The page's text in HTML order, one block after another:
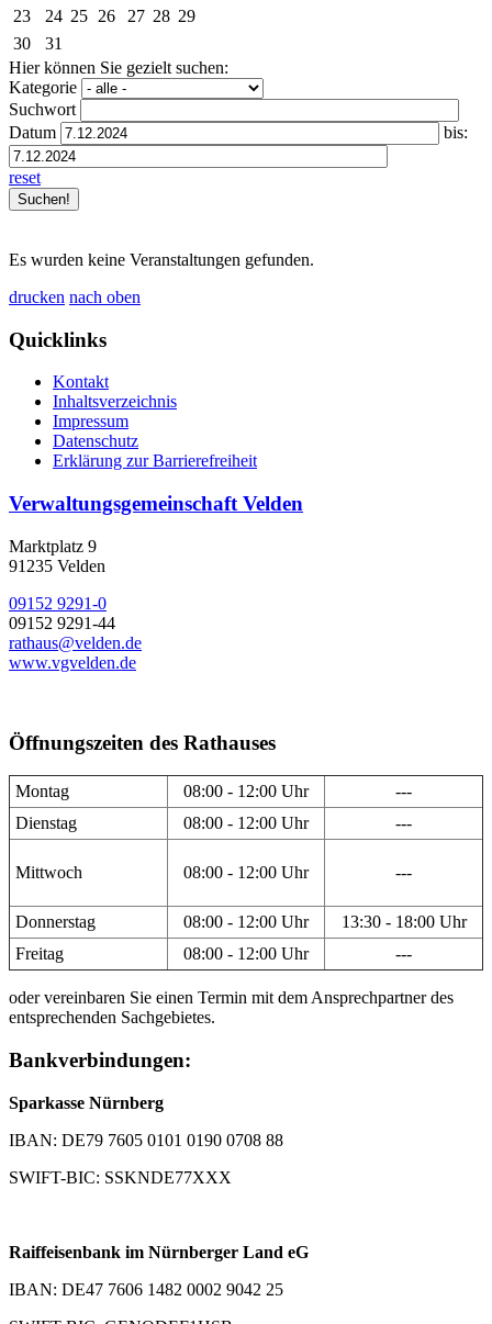
23
24 25 26 27 28 29
30
31
Hier können Sie gezielt suchen:
Kategorie
Suchwort
Datum
bis:
reset
Es wurden keine Veranstaltungen gefunden.
drucken nach oben
Quicklinks
Kontakt
Inhaltsverzeichnis
Impressum
Datenschutz
Erklärung zur Barrierefreiheit
Verwaltungsgemeinschaft Velden
Marktplatz 9
91235 Velden
09152 9291-0
09152 9291-44
rathaus@velden.de
www.vgvelden.de
Öffnungszeiten des Rathauses
Montag 08:00 - 12:00 Uhr
---
Dienstag
08:00 - 12:00 Uhr ---
Mittwoch 08:00 - 12:00 Uhr ---
Donnerstag 08:00 - 12:00 Uhr
13:30 - 18:00 Uhr
Freitag
08:00 - 12:00 Uhr ---
oder vereinbaren Sie einen Termin mit dem Ansprechpartner des
entsprechenden Sachgebietes.
Bankverbindungen:
Sparkasse Nürnberg
IBAN: DE79 7605 0101 0190 0708 88
SWIFT-BIC: SSKNDE77XXX
Raiffeisenbank im Nürnberger Land eG
IBAN: DE47 7606 1482 0002 9042 25